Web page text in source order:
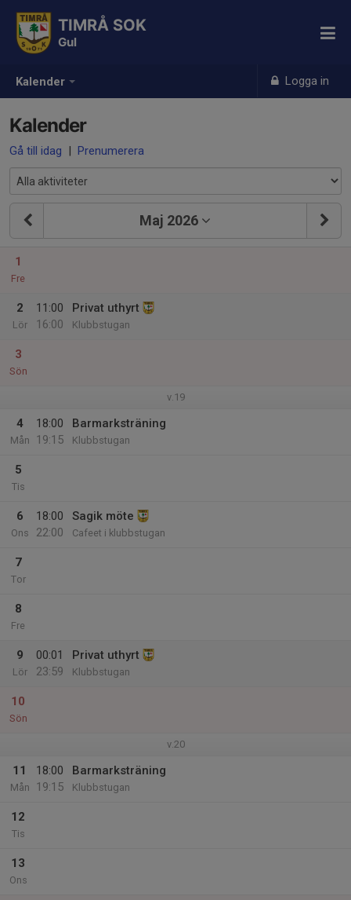
Kalender Logga in
TIMRÅ SOK
Gul
Kalender
Gå till idag | Prenumerera
Maj 2026
1
Fre
2
Lör
11:00
16:00
Privat uthyrt
Klubbstugan
3
Sön
v.19
4
Mån
18:00
19:15
Barmarksträning
Klubbstugan
5
Tis
6
Ons
18:00
22:00
Sagik möte
Cafeet i klubbstugan
7
Tor
8
Fre
9
Lör
00:01
23:59
Privat uthyrt
Klubbstugan
10
Sön
v.20
11
Mån
18:00
19:15
Barmarksträning
Klubbstugan
12
Tis
13
Ons